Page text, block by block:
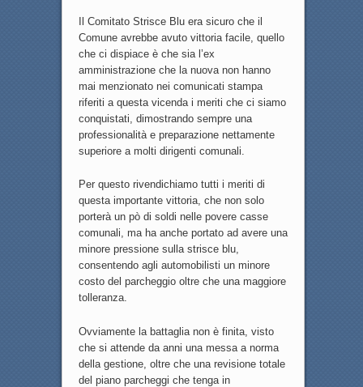
Il Comitato Strisce Blu era sicuro che il
Comune avrebbe avuto vittoria facile, quello
che ci dispiace è che sia l’ex
amministrazione che la nuova non hanno
mai menzionato nei comunicati stampa
riferiti a questa vicenda i meriti che ci siamo
conquistati, dimostrando sempre una
professionalità e preparazione nettamente
superiore a molti dirigenti comunali.
Per questo rivendichiamo tutti i meriti di
questa importante vittoria, che non solo
porterà un pò di soldi nelle povere casse
comunali, ma ha anche portato ad avere una
minore pressione sulla strisce blu,
consentendo agli automobilisti un minore
costo del parcheggio oltre che una maggiore
tolleranza.
Ovviamente la battaglia non è finita, visto
che si attende da anni una messa a norma
della gestione, oltre che una revisione totale
del piano parcheggi che tenga in